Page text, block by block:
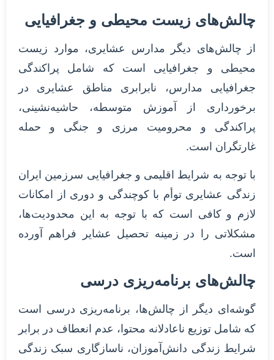
چالش‌های زیست محیطی و جغرافیایی
از چالش‌های دیگر مدارس عشایری، موارد زیست
محیطی و جغرافیایی است که شامل پراکندگی
جغرافیایی مدارس، نابرابری مناطق عشایری در
برخورداری از آموزش متوسطه، حاشیه‌نشینی،
پراکندگی و محرومیت مرزی و جنگی و حمله
غارتگران است.
با توجه به شرایط اقلیمی و جغرافیایی سرزمین ایران
زندگی عشایری توأم با کوچندگی و دوری از امکانات
لازم و کافی است که با توجه به این محدودیت‌ها،
مشکلاتی را در زمینه تحصیل عشایر فراهم آورده
است.
چالش‌های برنامه‌ریزی درسی
گوشه‌ای دیگر از چالش‌ها، برنامه‌ریزی درسی است
که شامل توزیع ناعادلانه محتوا، عدم انعطاف در برابر
شرایط زندگی دانش‌آموزان، ناسازگاری سبک زندگی